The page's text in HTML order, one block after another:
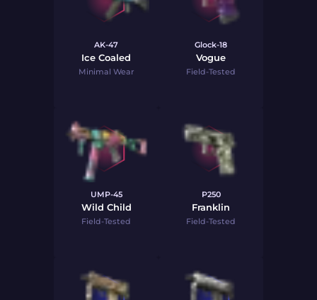
AK-47
Ice Coaled
Minimal Wear
Glock-18
Vogue
Field-Tested
UMP-45
Wild Child
Field-Tested
P250
Franklin
Field-Tested